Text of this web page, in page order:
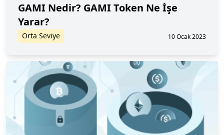
GAMI Nedir? GAMI Token Ne İşe
Yarar?
Orta Seviye 10 Ocak 2023